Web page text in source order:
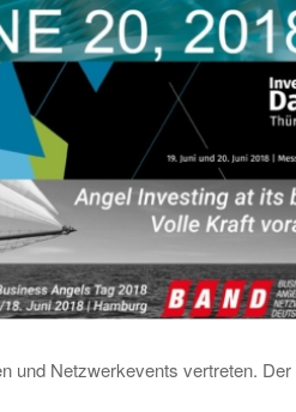
und Netzwerkevents vertreten. Der